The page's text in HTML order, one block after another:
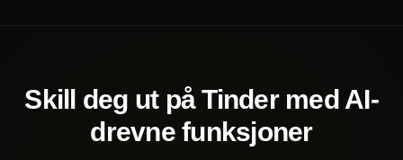
Skill deg ut på Tinder med AI-
drevne funksjoner